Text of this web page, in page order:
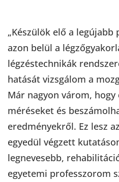
„Készülök elő a
azon belül a
légzéstechnikák
hatását vizsgálom a
Már nagyon várom, hogy
méréseket és
eredményekről. Ez lesz
egyedül végzett
legnevesebb,
egyetemi professzorom